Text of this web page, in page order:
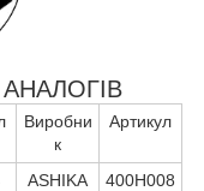
Виробни
к
Артикул
ASHIKA
400H008